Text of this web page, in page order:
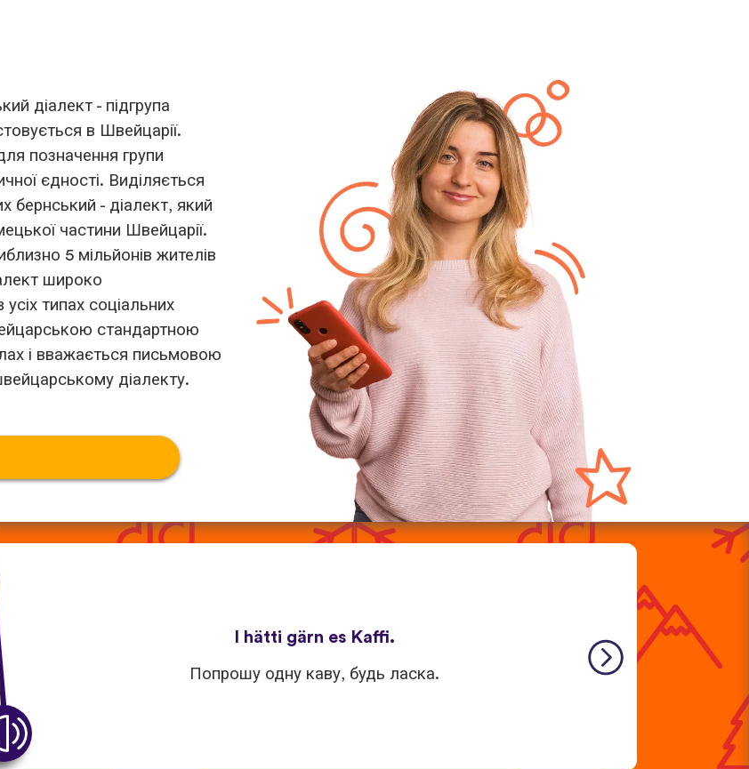
діалект - підгрупа
в Швейцарії.
позначення групи
єдності. Виділяється
бернський - діалект, який
частини Швейцарії.
5 мільйонів жителів
широко
типах соціальних
стандартною
і вважається письмовою
діалекту.
I hätti gärn es Kaffi.
Попрошу одну каву, будь ласка.